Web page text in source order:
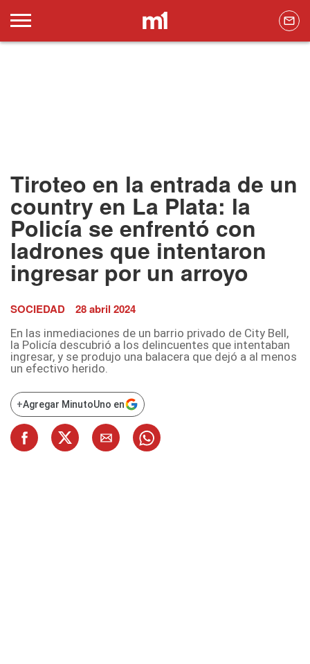
Tiroteo en la entrada de un
country en La Plata: la
Policía se enfrentó con
ladrones que intentaron
ingresar por un arroyo
SOCIEDAD 28 abril 2024
En las inmediaciones de un barrio privado de City Bell,
la Policía descubrió a los delincuentes que intentaban
ingresar, y se produjo una balacera que dejó a al menos
un efectivo herido.
+Agregar MinutoUno en